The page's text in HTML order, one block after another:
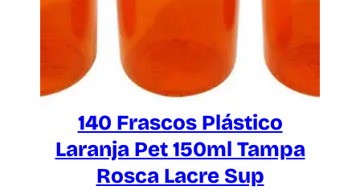
140 Frascos Plástico
Laranja Pet 150ml Tampa
Rosca Lacre Sup